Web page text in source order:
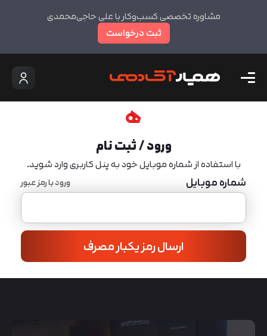
مشاوره تخصصی کسب‌وکار با علی حاجی‌محمدی
ثبت درخواست
ورود / ثبت نام
با استفاده از شماره موبایل خود به پنل کاربری وارد شوید.
شماره موبایل ورود با رمز عبور
ارسال رمز یکبار مصرف